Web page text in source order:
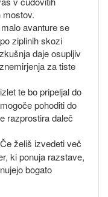
mostov.
avanture se
ziplinih skozi
daje osupljiv
za tiste
te bo pripeljal do
pohoditi do
razprostira daleč
želiš izvedeti več
ki ponuja razstave,
bogato